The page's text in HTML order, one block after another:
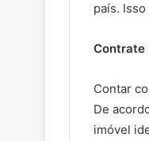
país.
Contrate
Contar
De
imóvel